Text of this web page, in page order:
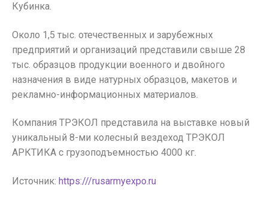
Кубинка.
Около 1,5 тыс. отечественных и зарубежных
предприятий и организаций представили свыше 28
тыс. образцов продукции военного и двойного
назначения в виде натурных образцов, макетов и
рекламно-информационных материалов.
Компания ТРЭКОЛ представила на выставке новый
уникальный 8-ми колесный вездеход ТРЭКОЛ
АРКТИКА с грузоподъемностью 4000 кг.
Источник: https:///rusarmyexpo.ru